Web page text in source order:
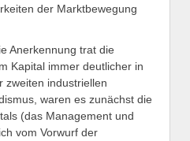
der Marktbewegung
Anerkennung trat die
Kapital immer deutlicher in
zweiten industriellen
waren es zunächst die
(das Management und
vom Vorwurf der